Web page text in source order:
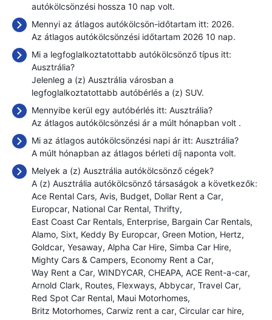
autókölcsönzési hossza 10 nap volt.
Mennyi az átlagos autókölcsön-időtartam itt: 2026.
Az átlagos autókölcsönzési időtartam 2026 10 nap.
Mi a legfoglalkoztatottabb autókölcsönző típus itt:
Ausztrália?
Jelenleg a (z) Ausztrália városban a
legfoglalkoztatottabb autóbérlés a (z) SUV.
Mennyibe kerül egy autóbérlés itt: Ausztrália?
Az átlagos autókölcsönzési ár a múlt hónapban volt .
Mi az átlagos autókölcsönzési napi ár itt: Ausztrália?
A múlt hónapban az átlagos bérleti díj naponta volt.
Melyek a (z) Ausztrália autókölcsönző cégek?
A (z) Ausztrália autókölcsönző társaságok a következők:
Ace Rental Cars Avis Budget Dollar Rent a Car
Europcar National Car Rental Thrifty
East Coast Car Rentals Enterprise Bargain Car Rentals
Alamo Sixt Keddy By Europcar Green Motion Hertz
Goldcar Yesaway Alpha Car Hire Simba Car Hire
Mighty Cars & Campers Economy Rent a Car
Way Rent a Car WINDYCAR CHEAPA ACE Rent-a-car
Arnold Clark Routes Flexways Abbycar Travel Car
Red Spot Car Rental Maui Motorhomes
Britz Motorhomes Carwiz rent a car Circular car hire